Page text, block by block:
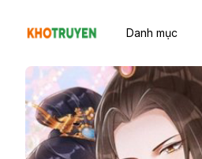
Danh mục